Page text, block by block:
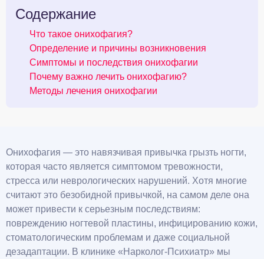
Содержание
Что такое онихофагия?
Определение и причины возникновения
Симптомы и последствия онихофагии
Почему важно лечить онихофагию?
Методы лечения онихофагии
Онихофагия — это навязчивая привычка грызть ногти,
которая часто является симптомом тревожности,
стресса или неврологических нарушений. Хотя многие
считают это безобидной привычкой, на самом деле она
может привести к серьезным последствиям:
повреждению ногтевой пластины, инфицированию кожи,
стоматологическим проблемам и даже социальной
дезадаптации. В клинике «Нарколог-Психиатр» мы